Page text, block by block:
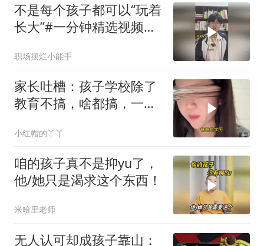
不是每个孩子都可以“玩着
长大”#一分钟精选视频扶
职场摆烂小能手
家长吐槽：孩子学校除了
教育不搞，啥都搞，一天
小红帽的丫丫
咱的孩子真不是抑yu了，
他/她只是渴求这个东西！
米哈里老师
无人认可却成孩子靠山：